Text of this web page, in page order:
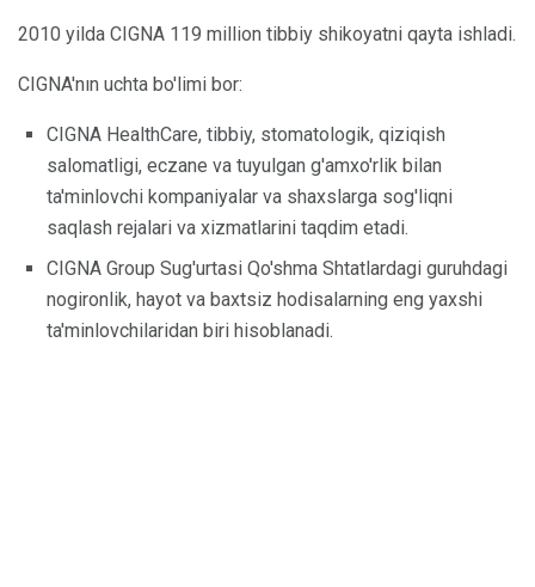
2010 yilda CIGNA 119 million tibbiy shikoyatni qayta ishladi.
CIGNA'nın uchta bo'limi bor:
CIGNA HealthCare, tibbiy, stomatologik, qiziqish
salomatligi, eczane va tuyulgan g'amxo'rlik bilan
ta'minlovchi kompaniyalar va shaxslarga sog'liqni
saqlash rejalari va xizmatlarini taqdim etadi.
CIGNA Group Sug'urtasi Qo'shma Shtatlardagi guruhdagi
nogironlik, hayot va baxtsiz hodisalarning eng yaxshi
ta'minlovchilaridan biri hisoblanadi.